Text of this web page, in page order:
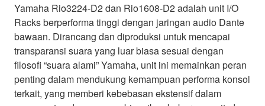
Yamaha Rio3224-D2 dan Rio1608-D2 adalah unit I/O
Racks berperforma tinggi dengan jaringan audio Dante
bawaan. Dirancang dan diproduksi untuk mencapai
transparansi suara yang luar biasa sesuai dengan
filosofi “suara alami” Yamaha, unit ini memainkan peran
penting dalam mendukung kemampuan performa konsol
terkait, yang memberi kebebasan ekstensif dalam